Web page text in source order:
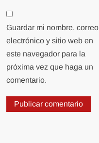
Guardar mi nombre, correo
electrónico y sitio web en
este navegador para la
próxima vez que haga un
comentario.